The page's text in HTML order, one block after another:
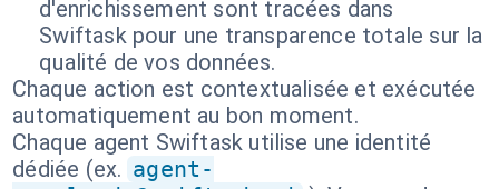
d'enrichissement sont tracées dans
Swiftask pour une transparence totale sur la
qualité de vos données.
Chaque action est contextualisée et exécutée
automatiquement au bon moment.
Chaque agent Swiftask utilise une identité
dédiée (ex. agent-